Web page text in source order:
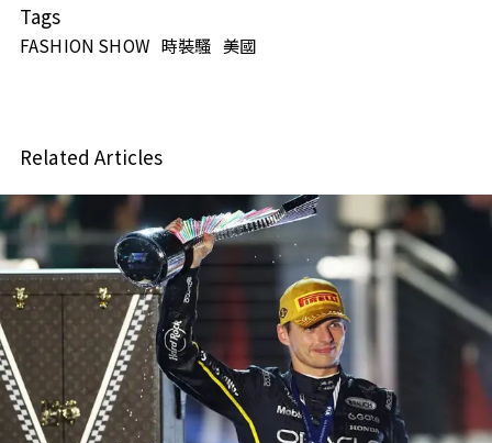
Tags
FASHION SHOW 時裝騷 美國
Related Articles